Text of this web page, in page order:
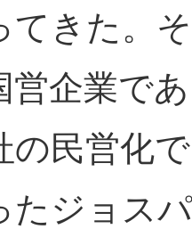
てきた。
営企業で
の民営化
たジョス